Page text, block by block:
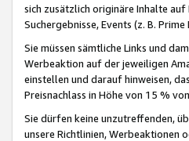
sich zusätzlich originäre Inhalte
Suchergebnisse, Events (z. B.
Sie müssen sämtliche Links und
Werbeaktion auf der jeweiligen
einstellen und darauf hinweisen,
Preisnachlass in Höhe von 15 %
Sie dürfen keine unzutreffenden,
unsere Richtlinien, Werbeaktionen